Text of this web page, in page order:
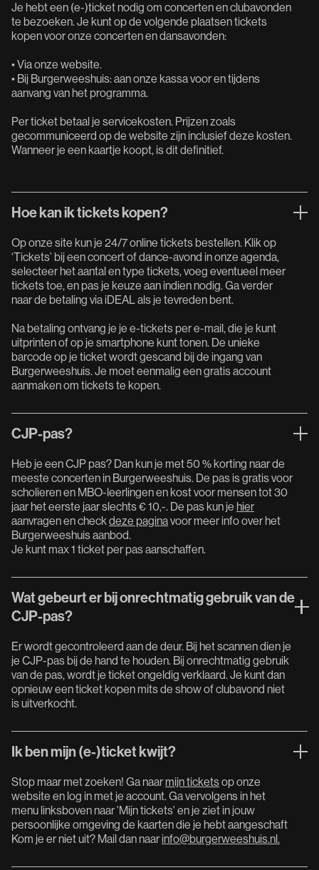
Je hebt een (e-)ticket nodig om concerten en clubavonden
te bezoeken. Je kunt op de volgende plaatsen tickets
kopen voor onze concerten en dansavonden:
• Via onze website.
• Bij Burgerweeshuis: aan onze kassa voor en tijdens
aanvang van het programma.
Per ticket betaal je servicekosten. Prijzen zoals
gecommuniceerd op de website zijn inclusief deze kosten.
Wanneer je een kaartje koopt, is dit definitief.
Hoe kan ik tickets kopen?
Op onze site kun je 24/7 online tickets bestellen. Klik op
‘Tickets’ bij een concert of dance-avond in onze agenda,
selecteer het aantal en type tickets, voeg eventueel meer
tickets toe, en pas je keuze aan indien nodig. Ga verder
naar de betaling via iDEAL als je tevreden bent.
Na betaling ontvang je je e-tickets per e-mail, die je kunt
uitprinten of op je smartphone kunt tonen. De unieke
barcode op je ticket wordt gescand bij de ingang van
Burgerweeshuis. Je moet eenmalig een gratis account
aanmaken om tickets te kopen.
CJP-pas?
Heb je een CJP pas? Dan kun je met 50 % korting naar de
meeste concerten in Burgerweeshuis. De pas is gratis voor
scholieren en MBO-leerlingen en kost voor mensen tot 30
jaar het eerste jaar slechts € 10,-. De pas kun je hier
aanvragen en checkdeze paginavoor meer info over het
Burgerweeshuis aanbod.
Je kunt max 1 ticket per pas aanschaffen.
Wat gebeurt er bij onrechtmatig gebruik van de
CJP-pas?
Er wordt gecontroleerd aan de deur. Bij het scannen dien je
je CJP-pas bij de hand te houden. Bij onrechtmatig gebruik
van de pas, wordt je ticket ongeldig verklaard. Je kunt dan
opnieuw een ticket kopen mits de show of clubavond niet
is uitverkocht.
Ik ben mijn (e-)ticket kwijt?
Stop maar met zoeken! Ga naarmijn ticketsop onze
website en log in met je account. Ga vervolgens in het
menu linksboven naar 'Mijn tickets' en je ziet in jouw
persoonlijke omgeving de kaarten die je hebt aangeschaft
Kom je er niet uit? Mail dan naarinfo@burgerweeshuis.nl.